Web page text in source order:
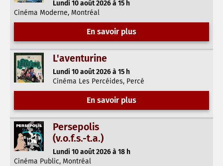
Lundi 10 août 2026 à 15 h
Cinéma Moderne, Montréal
En savoir plus
L'aventurine
Lundi 10 août 2026 à 15 h
Cinéma Les Percéides, Percé
En savoir plus
Persepolis
(v.o.f.s.-t.a.)
Lundi 10 août 2026 à 18 h
Cinéma Public, Montréal